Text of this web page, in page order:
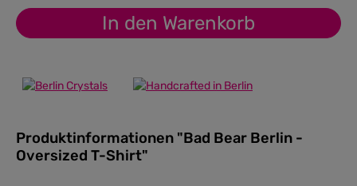
In den Warenkorb
Produktinformationen "Bad Bear Berlin -
Oversized T-Shirt"